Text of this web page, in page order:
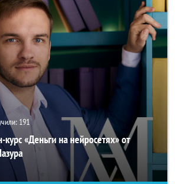
191
«Деньги на нейросетях» от